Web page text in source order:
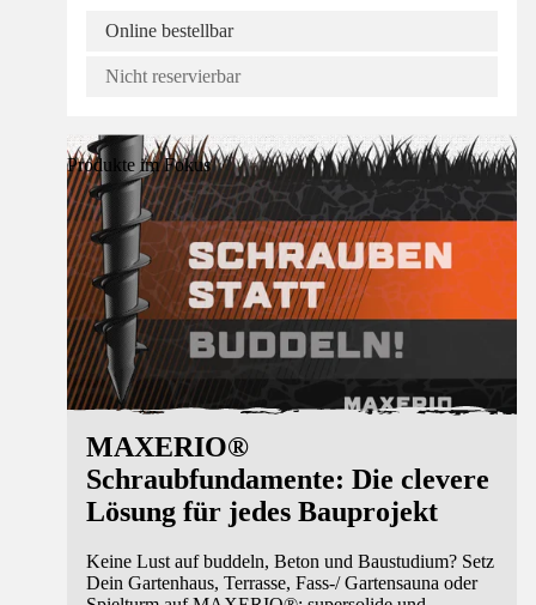
Online bestellbar
Nicht reservierbar
Produkte im Fokus
MAXERIO®
Schraubfundamente: Die clevere
Lösung für jedes Bauprojekt
Keine Lust auf buddeln, Beton und Baustudium? Setz
Dein Gartenhaus, Terrasse, Fass-/ Gartensauna oder